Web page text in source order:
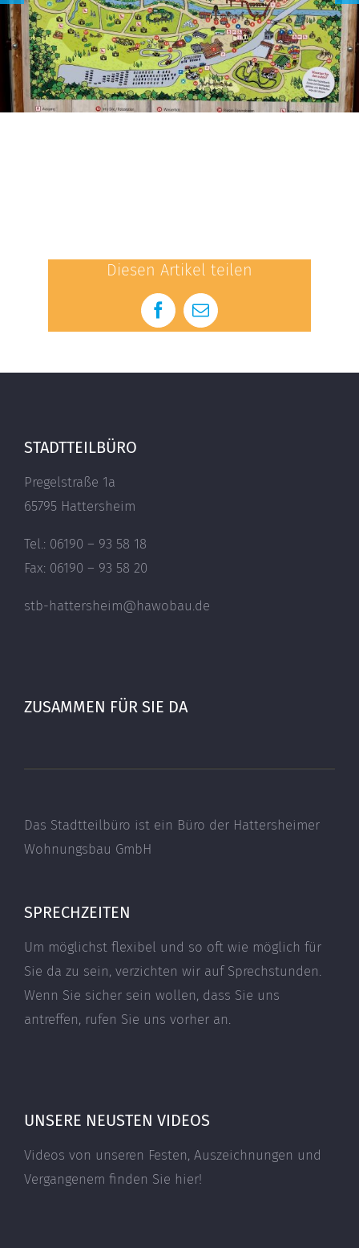
Diesen Artikel teilen
Facebook
E-
Mail
STADTTEILBÜRO
Pregelstraße 1a
65795 Hattersheim
Tel.: 06190 – 93 58 18
Fax: 06190 – 93 58 20
stb-hattersheim@hawobau.de
ZUSAMMEN FÜR SIE DA
Das Stadtteilbüro ist ein Büro der Hattersheimer
Wohnungsbau GmbH
SPRECHZEITEN
Um möglichst flexibel und so oft wie möglich für
Sie da zu sein, verzichten wir auf Sprechstunden.
Wenn Sie sicher sein wollen, dass Sie uns
antreffen, rufen Sie uns vorher an.
UNSERE NEUSTEN VIDEOS
Videos von unseren Festen, Auszeichnungen und
Vergangenem finden Sie hier!